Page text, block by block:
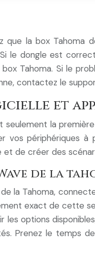
que la box
le dongle est
Tahoma. Si le
contactez le
et
seulement la
périphériques à
de créer des
de la
la Tahoma,
exact de cette
les options
Prenez le temps